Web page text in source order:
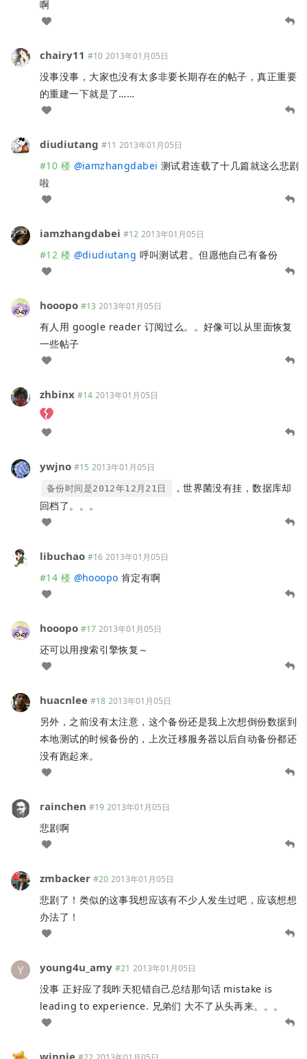
啊
chairy11 #10 2013年01月05日
没事没事，大家也没有太多非要长期存在的帖子，真正重要
的重建一下就是了……
diudiutang #11 2013年01月05日
#10 楼 @iamzhangdabei 测试君连载了十几篇就这么悲剧
啦
iamzhangdabei #12 2013年01月05日
#12 楼 @diudiutang 呼叫测试君。但愿他自己有备份
hooopo #13 2013年01月05日
有人用 google reader 订阅过么。。好像可以从里面恢复
一些帖子
zhbinx #14 2013年01月05日
ywjno #15 2013年01月05日
备份时间是2012年12月21日
，世界菌没有挂，数据库却
回档了。。。
libuchao #16 2013年01月05日
#14 楼 @hooopo 肯定有啊
hooopo #17 2013年01月05日
还可以用搜索引擎恢复～
huacnlee #18 2013年01月05日
另外，之前没有太注意，这个备份还是我上次想倒份数据到
本地测试的时候备份的，上次迁移服务器以后自动备份都还
没有跑起来。
rainchen #19 2013年01月05日
悲剧啊
zmbacker #20 2013年01月05日
悲剧了！类似的这事我想应该有不少人发生过吧，应该想想
办法了！
young4u_amy #21 2013年01月05日
没事 正好应了我昨天犯错自己总结那句话 mistake is
leading to experience. 兄弟们 大不了从头再来。。。
winnie